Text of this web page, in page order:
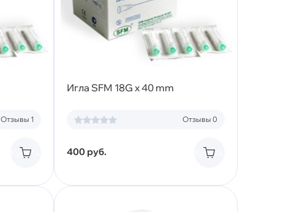
Отзывы 1
Купить
Игла SFM 18G x 40 mm
Отзывы 0
400 руб. Купить